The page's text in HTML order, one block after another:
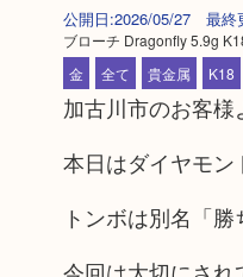
公開日:2026/05/27 最終
ブローチ Dragonfly 5.9g
金
全て 貴金属 K18
加古川市のお客
本日はダイヤモ
トンボは別名「